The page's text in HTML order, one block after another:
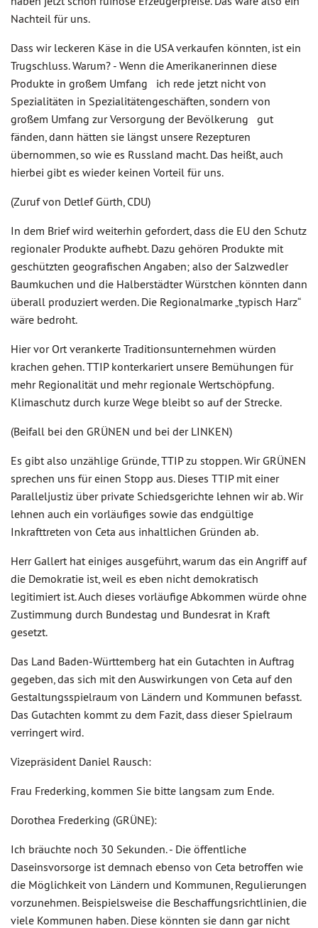
Nachteil für uns.
Dass wir leckeren Käse in die USA verkaufen könnten, ist ein
Trugschluss. Warum? - Wenn die Amerikanerinnen diese
Produkte in großem Umfang ich rede jetzt nicht von
Spezialitäten in Spezialitätengeschäften, sondern von
großem Umfang zur Versorgung der Bevölkerung gut
fänden, dann hätten sie längst unsere Rezepturen
übernommen, so wie es Russland macht. Das heißt, auch
hierbei gibt es wieder keinen Vorteil für uns.
(Zuruf von Detlef Gürth, CDU)
In dem Brief wird weiterhin gefordert, dass die EU den Schutz
regionaler Produkte aufhebt. Dazu gehören Produkte mit
geschützten geografischen Angaben; also der Salzwedler
Baumkuchen und die Halberstädter Würstchen könnten dann
überall produziert werden. Die Regionalmarke „typisch Harz“
wäre bedroht.
Hier vor Ort verankerte Traditionsunternehmen würden
krachen gehen. TTIP konterkariert unsere Bemühungen für
mehr Regionalität und mehr regionale Wertschöpfung.
Klimaschutz durch kurze Wege bleibt so auf der Strecke.
(Beifall bei den GRÜNEN und bei der LINKEN)
Es gibt also unzählige Gründe, TTIP zu stoppen. Wir GRÜNEN
sprechen uns für einen Stopp aus. Dieses TTIP mit einer
Paralleljustiz über private Schiedsgerichte lehnen wir ab. Wir
lehnen auch ein vorläufiges sowie das endgültige
Inkrafttreten von Ceta aus inhaltlichen Gründen ab.
Herr Gallert hat einiges ausgeführt, warum das ein Angriff auf
die Demokratie ist, weil es eben nicht demokratisch
legitimiert ist. Auch dieses vorläufige Abkommen würde ohne
Zustimmung durch Bundestag und Bundesrat in Kraft
gesetzt.
Das Land Baden-Württemberg hat ein Gutachten in Auftrag
gegeben, das sich mit den Auswirkungen von Ceta auf den
Gestaltungsspielraum von Ländern und Kommunen befasst.
Das Gutachten kommt zu dem Fazit, dass dieser Spielraum
verringert wird.
Vizepräsident Daniel Rausch:
Frau Frederking, kommen Sie bitte langsam zum Ende.
Dorothea Frederking (GRÜNE):
Ich bräuchte noch 30 Sekunden. - Die öffentliche
Daseinsvorsorge ist demnach ebenso von Ceta betroffen wie
die Möglichkeit von Ländern und Kommunen, Regulierungen
vorzunehmen. Beispielsweise die Beschaffungsrichtlinien, die
viele Kommunen haben. Diese könnten sie dann gar nicht